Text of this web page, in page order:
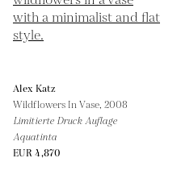
Alex Katz
Wildflowers In Vase,2008
Limitierte Druck Auflage
Aquatinta
EUR 4,870